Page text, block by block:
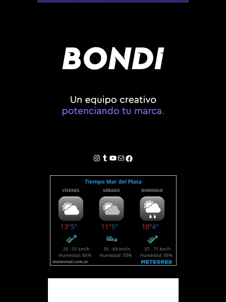
Instagram
Tumblr
YouTube
Correo electrónico
Facebook